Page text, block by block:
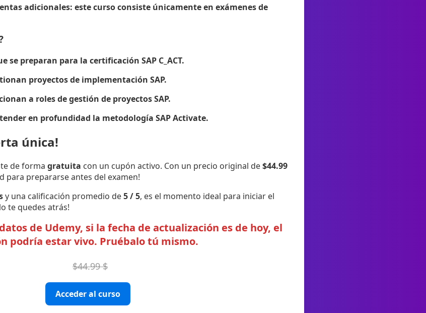
adicionales: este curso consiste únicamente en exámenes de
se preparan para la certificación SAP C_ACT.
proyectos de implementación SAP.
a roles de gestión de proyectos SAP.
en profundidad la metodología SAP Activate.
única!
de forma gratuita con un cupón activo. Con un precio original de$44.99
para prepararse antes del examen!
y una calificación promedio de5 / 5, es el momento ideal para iniciar el
te quedes atrás!
de Udemy, si la fecha de actualización es de hoy, el
podría estar vivo. Pruébalo tú mismo.
$44.99 $
Acceder al curso